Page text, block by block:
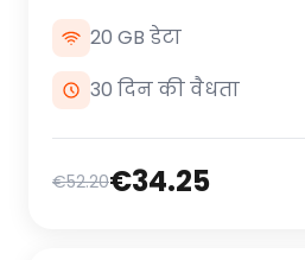
20 GB डेटा
30 दिन की वैधता
€52.20€34.25